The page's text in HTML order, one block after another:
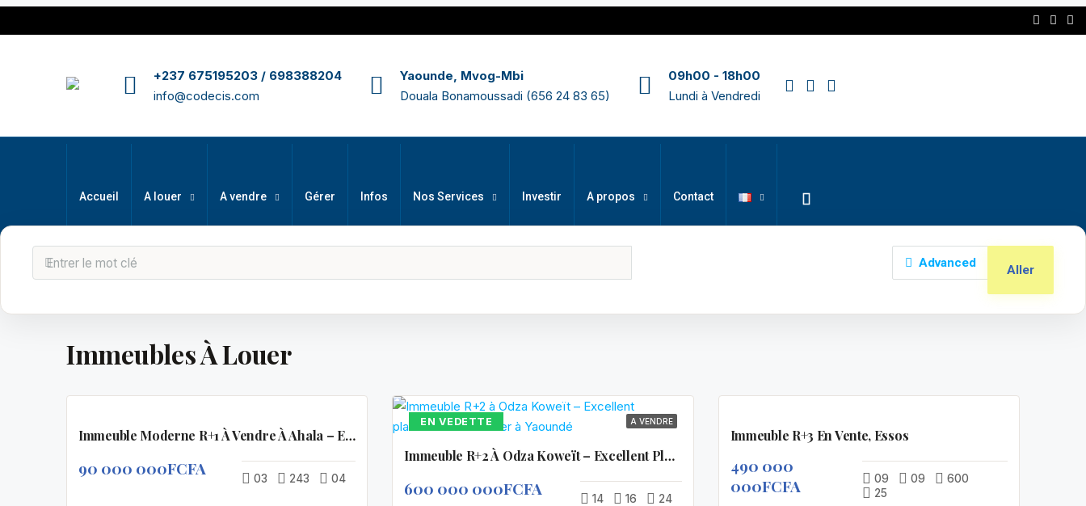
+237 675195203 / 698388204
info@codecis.com
Yaounde, Mvog-Mbi
Douala Bonamoussadi (656 24 83 65)
09h00 - 18h00
Lundi à Vendredi
Accueil A louer A vendre Gérer Infos Nos Services Investir A propos Contact
Advanced Aller
Immeubles À Louer
VEDETTE Immeuble Moderne R+1 À Vendre À Ahala – Excellent Emplacement À Yaoundé
90 000 000FCFA 03 243 04
EN VEDETTE A VENDRE
Immeuble R+2 À Odza Koweït – Excellent Placement Immobilier À Yaoundé
600 000 000FCFA 14 16 24
VEDETTE
VENDRE
Immeuble R+3 En Vente, Essos
490 000
000FCFA
09 09
600
25